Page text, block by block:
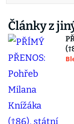
Články z